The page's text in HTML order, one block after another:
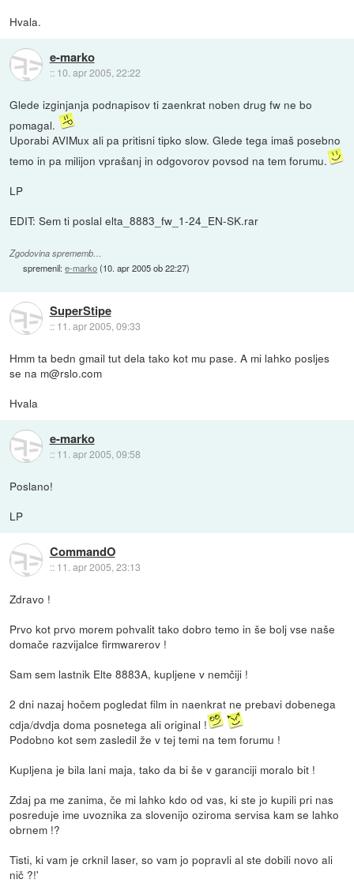
Hvala.
e-marko
:: 10. apr 2005, 22:22
Glede izginjanja podnapisov ti zaenkrat noben drug fw ne bo
pomagal.
Uporabi AVIMux ali pa pritisni tipko slow. Glede tega imaš posebno
temo in pa milijon vprašanj in odgovorov povsod na tem forumu.
LP
EDIT: Sem ti poslal elta_8883_fw_1-24_EN-SK.rar
Zgodovina sprememb…
spremenil:e-marko(10. apr 2005 ob 22:27)
SuperStipe
:: 11. apr 2005, 09:33
Hmm ta bedn gmail tut dela tako kot mu pase. A mi lahko posljes
se na m@rslo.com
Hvala
e-marko
:: 11. apr 2005, 09:58
Poslano!
LP
CommandO
:: 11. apr 2005, 23:13
Zdravo !
Prvo kot prvo morem pohvalit tako dobro temo in še bolj vse naše
domače razvijalce firmwarerov !
Sam sem lastnik Elte 8883A, kupljene v nemčiji !
2 dni nazaj hočem pogledat film in naenkrat ne prebavi dobenega
cdja/dvdja doma posnetega ali original !
Podobno kot sem zasledil že v tej temi na tem forumu !
Kupljena je bila lani maja, tako da bi še v garanciji moralo bit !
Zdaj pa me zanima, če mi lahko kdo od vas, ki ste jo kupili pri nas
posreduje ime uvoznika za slovenijo oziroma servisa kam se lahko
obrnem !?
Tisti, ki vam je crknil laser, so vam jo popravli al ste dobili novo ali
nič ?!'